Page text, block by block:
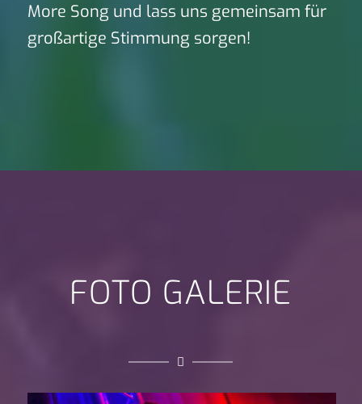
More Song und lass uns gemeinsam für
großartige Stimmung sorgen!
FOTO GALERIE